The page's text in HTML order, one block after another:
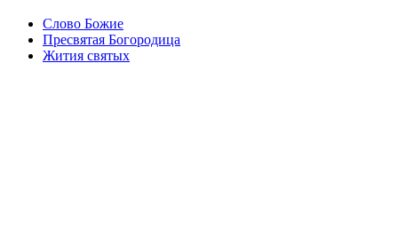
Слово Божие
Пресвятая Богородица
Жития святых